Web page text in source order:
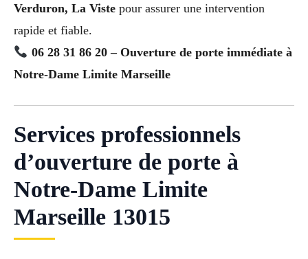
Verduron, La Viste pour assurer une intervention
rapide et fiable.
06 28 31 86 20 – Ouverture de porte immédiate à
Notre-Dame Limite Marseille
Services professionnels
d’ouverture de porte à
Notre-Dame Limite
Marseille 13015